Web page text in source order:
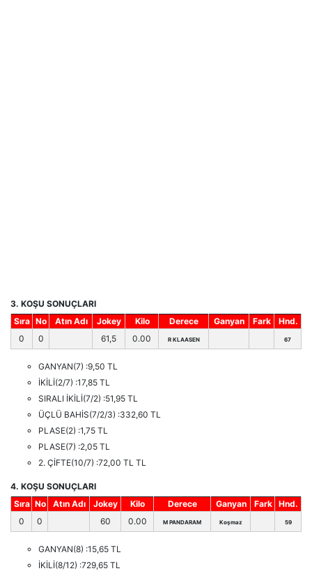
3. KOŞU SONUÇLARI
Sıra No Atın Adı Jokey Kilo Derece Ganyan Fark
Hnd.
0
0 61,5 0.00 R KLAASEN 67
GANYAN(7) :9,50 TL
İKİLİ(2/7) :17,85 TL
SIRALI İKİLİ(7/2) :51,95 TL
ÜÇLÜ BAHİS(7/2/3) :332,60 TL
PLASE(2) :1,75 TL
PLASE(7) :2,05 TL
2. ÇİFTE(10/7) :72,00 TL TL
4. KOŞU SONUÇLARI
Sıra No Atın Adı Jokey Kilo Derece Ganyan Fark
Hnd.
0
0 60 0.00 M PANDARAM Koşmaz 59
GANYAN(8) :15,65 TL
İKİLİ(8/12) :729,65 TL